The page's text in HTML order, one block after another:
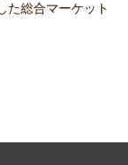
た総合マーケット